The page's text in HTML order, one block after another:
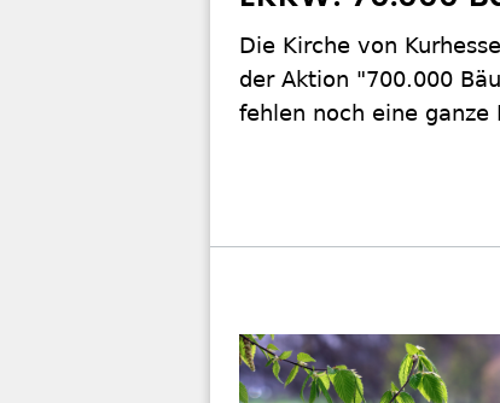
Die Kirche von
der Aktion "700.000
fehlen noch eine ganze